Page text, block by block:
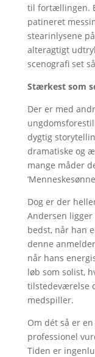
til fortællingen.
patineret
stearinlysene
alteragtigt
scenografi set
Stærkest som
Der er med
dygtig
dramatiske og
mange måder
Dog er der
Andersen
bedst, når han
denne
når hans
løb som solist,
tilstedeværelse
medspiller.
Om dét så er
professionel
Tiden er